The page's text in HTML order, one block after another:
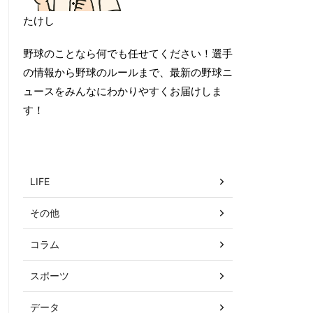
たけし
野球のことなら何でも任せてください！選手
の情報から野球のルールまで、最新の野球ニ
ュースをみんなにわかりやすくお届けしま
す！
LIFE
その他
コラム
スポーツ
データ